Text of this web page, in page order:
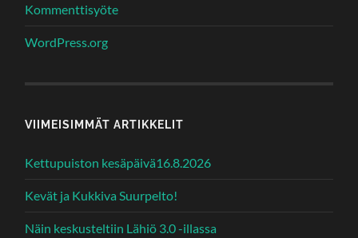
Kommenttisyöte
WordPress.org
VIIMEISIMMÄT ARTIKKELIT
Kettupuiston kesäpäivä16.8.2026
Kevät ja Kukkiva Suurpelto!
Näin keskusteltiin Lähiö 3.0 -illassa